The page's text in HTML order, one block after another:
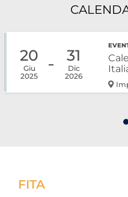
Feed
Dove siamo
20
Giu
2025
31
Dic
2026
FITA